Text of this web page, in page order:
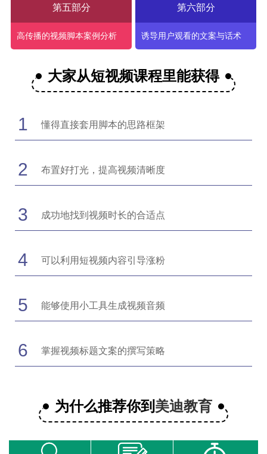
第五部分
高传播的视频脚本案例分析
第六部分
诱导用户观看的文案与话术
大家从短视频课程里能获得
1 懂得直接套用脚本的思路框架
2 布置好打光，提高视频清晰度
3 成功地找到视频时长的合适点
4 可以利用短视频内容引导涨粉
5 能够使用小工具生成视频音频
6 掌握视频标题文案的撰写策略
为什么推荐你到 美迪教育